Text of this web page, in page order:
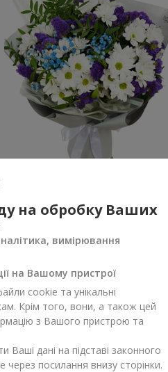
букет на День
грнна обробку Ваших
вимірювання
на Вашому пристрої
cookie та унікальні
Крім того, вони, а також цей
з Вашого пристрою та
дані на підставі законного
через посилання внизу сторінки.